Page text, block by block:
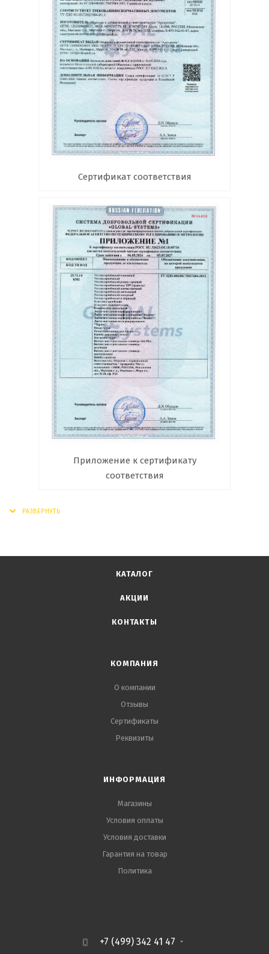
Сертификат соответствия
Приложение к сертификату
соответствия
КАТАЛОГ
АКЦИИ
КОНТАКТЫ
КОМПАНИЯ
О компании
Отзывы
Сертификаты
Реквизиты
ИНФОРМАЦИЯ
Магазины
Условия оплаты
Условия доставки
Гарантия на товар
Политика
+7 (499) 342 41 47